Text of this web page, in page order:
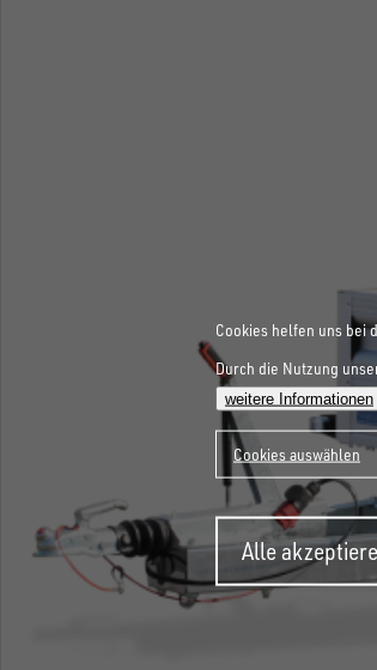
Cookies helfen uns bei
Durch die Nutzung
weitere Informationen
Cookies auswählen
Alle